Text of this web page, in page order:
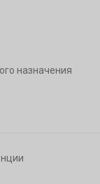
назначения